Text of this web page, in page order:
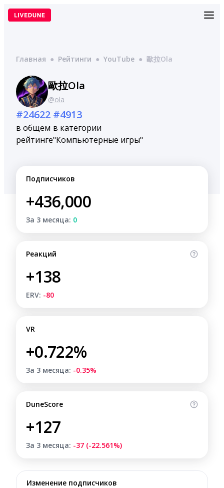
Перейти
Главная ● Рейтинги ● YouTube ● 歐拉Ola
歐拉Ola
@ola
#24622
в общем
рейтинге
#4913
в категории
"Компьютерные игры"
Подписчиков
+436,000
За 3 месяца: 0
Реакций
+138
ERV: -80
VR
+0.722%
За 3 месяца: -0.35%
DuneScore
+127
За 3 месяца: -37 (-22.561%)
Изменение подписчиков